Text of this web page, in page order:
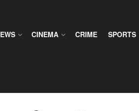
CINEMA CRIME SPORTS